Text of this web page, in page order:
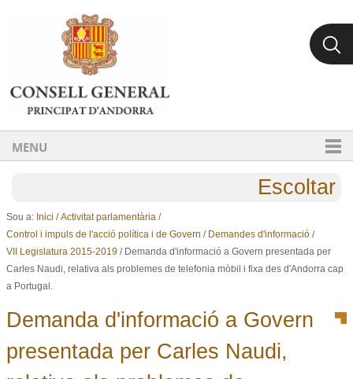
Ves al contingut.
Salta a la navegació
MENU
Escoltar
Sou a: Inici /Activitat parlamentària /
Control i impuls de l'acció política i de Govern / Demandes d'informació /
VII Legislatura 2015-2019 / Demanda d'informació a Govern presentada per
Carles Naudi, relativa als problemes de telefonia mòbil i fixa des d'Andorra cap
a Portugal.
Demanda d'informació a Govern
presentada per Carles Naudi,